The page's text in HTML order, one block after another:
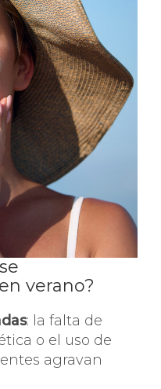
verano?
: la falta de
o el uso de
agravan